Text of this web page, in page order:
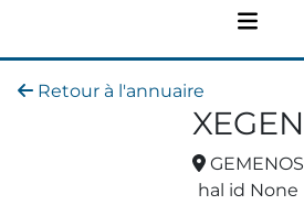
Retour à l'annuaire
XEGEN
GEMENOS
hal id None